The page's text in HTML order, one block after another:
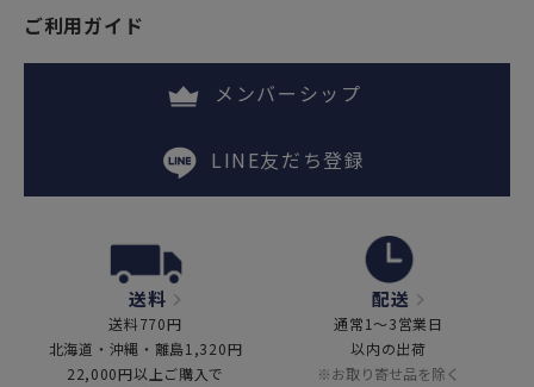
ご利用ガイド
メンバーシップ
LINE友だち登録
送料
送料770円
北海道・沖縄・離島1,320円
22,000円以上ご購入で
配送
通常1～3営業日
以内の出荷
※お取り寄せ品を除く